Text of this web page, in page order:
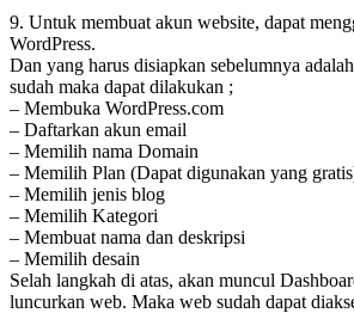
9. Untuk membuat akun website, dapat
WordPress.
Dan yang harus disiapkan sebelumnya
sudah maka dapat dilakukan ;
– Membuka WordPress.com
– Daftarkan akun email
– Memilih nama Domain
– Memilih Plan (Dapat digunakan yang
– Memilih jenis blog
– Memilih Kategori
– Membuat nama dan deskripsi
– Memilih desain
Selah langkah di atas, akan muncul
luncurkan web. Maka web sudah dapat